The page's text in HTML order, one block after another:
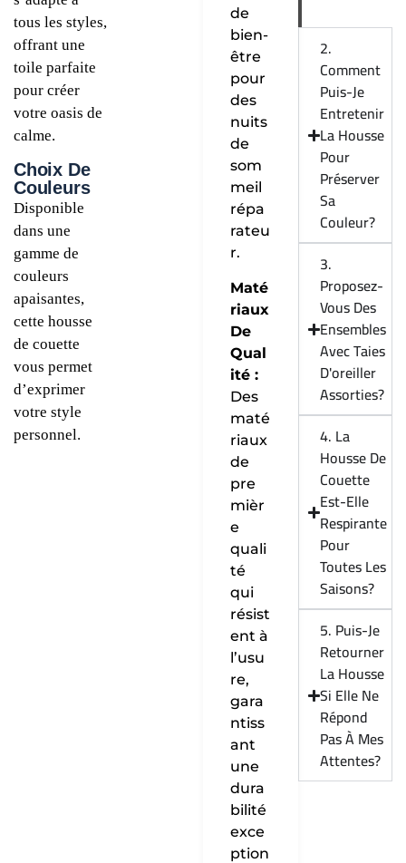
tous les styles,
offrant une
toile parfaite
pour créer
votre oasis de
calme.
Choix De
Couleurs
Disponible
dans une
gamme de
couleurs
apaisantes,
cette housse
de couette
vous permet
d’exprimer
votre style
personnel.
de
bien-
être
pour
des
nuits
de
som
meil
répa
rateu
r.
Maté
riaux
De
Qual
ité :
Des
maté
riaux
de
pre
mièr
e
quali
té
qui
résist
ent à
l’usu
re,
gara
ntiss
ant
une
dura
bilité
exce
ption
2.
Comment
Puis-Je
Entretenir
La Housse
Pour
Préserver
Sa
Couleur?
3.
Proposez-
Vous Des
Ensembles
Avec Taies
D'oreiller
Assorties?
4. La
Housse De
Couette
Est-Elle
Respirante
Pour
Toutes Les
Saisons?
5. Puis-Je
Retourner
La Housse
Si Elle Ne
Répond
Pas À Mes
Attentes?